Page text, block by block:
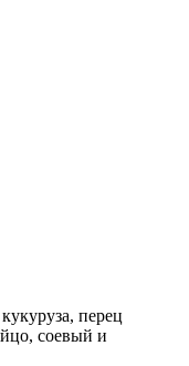
перец
соевый и